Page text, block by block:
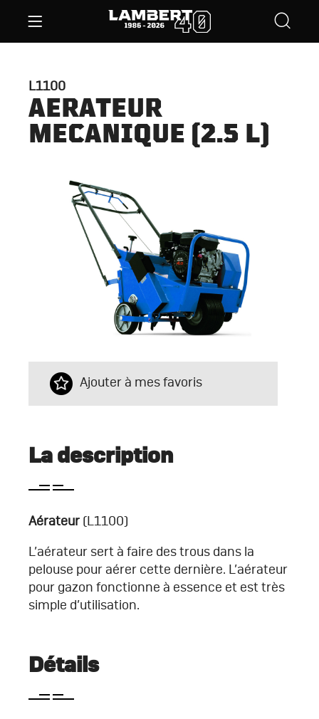
L1100
AERATEUR
MECANIQUE (2.5 L)
Ajouter à mes favoris
La description
Aérateur (L1100)
L’aérateur sert à faire des trous dans la
pelouse pour aérer cette dernière. L’aérateur
pour gazon fonctionne à essence et est très
simple d’utilisation.
Détails